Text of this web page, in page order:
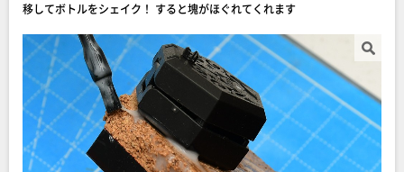
移してボトルをシェイク！ すると塊がほぐれてくれます